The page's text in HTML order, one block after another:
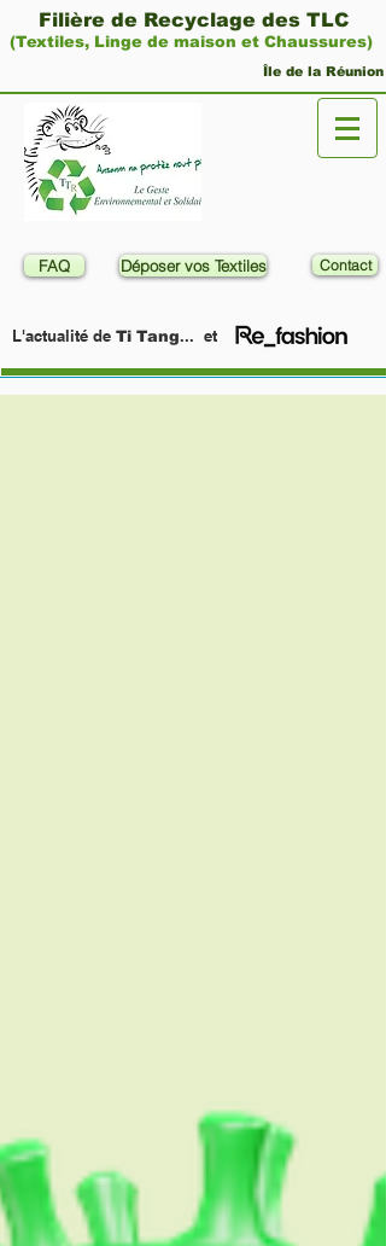
Filière de Recyclage des TLC
(Textiles, Linge de maison et Chaussures)
Île de la Réunion
FAQ Déposer vos Textiles Contact
L'actualité de Ti Tang... et